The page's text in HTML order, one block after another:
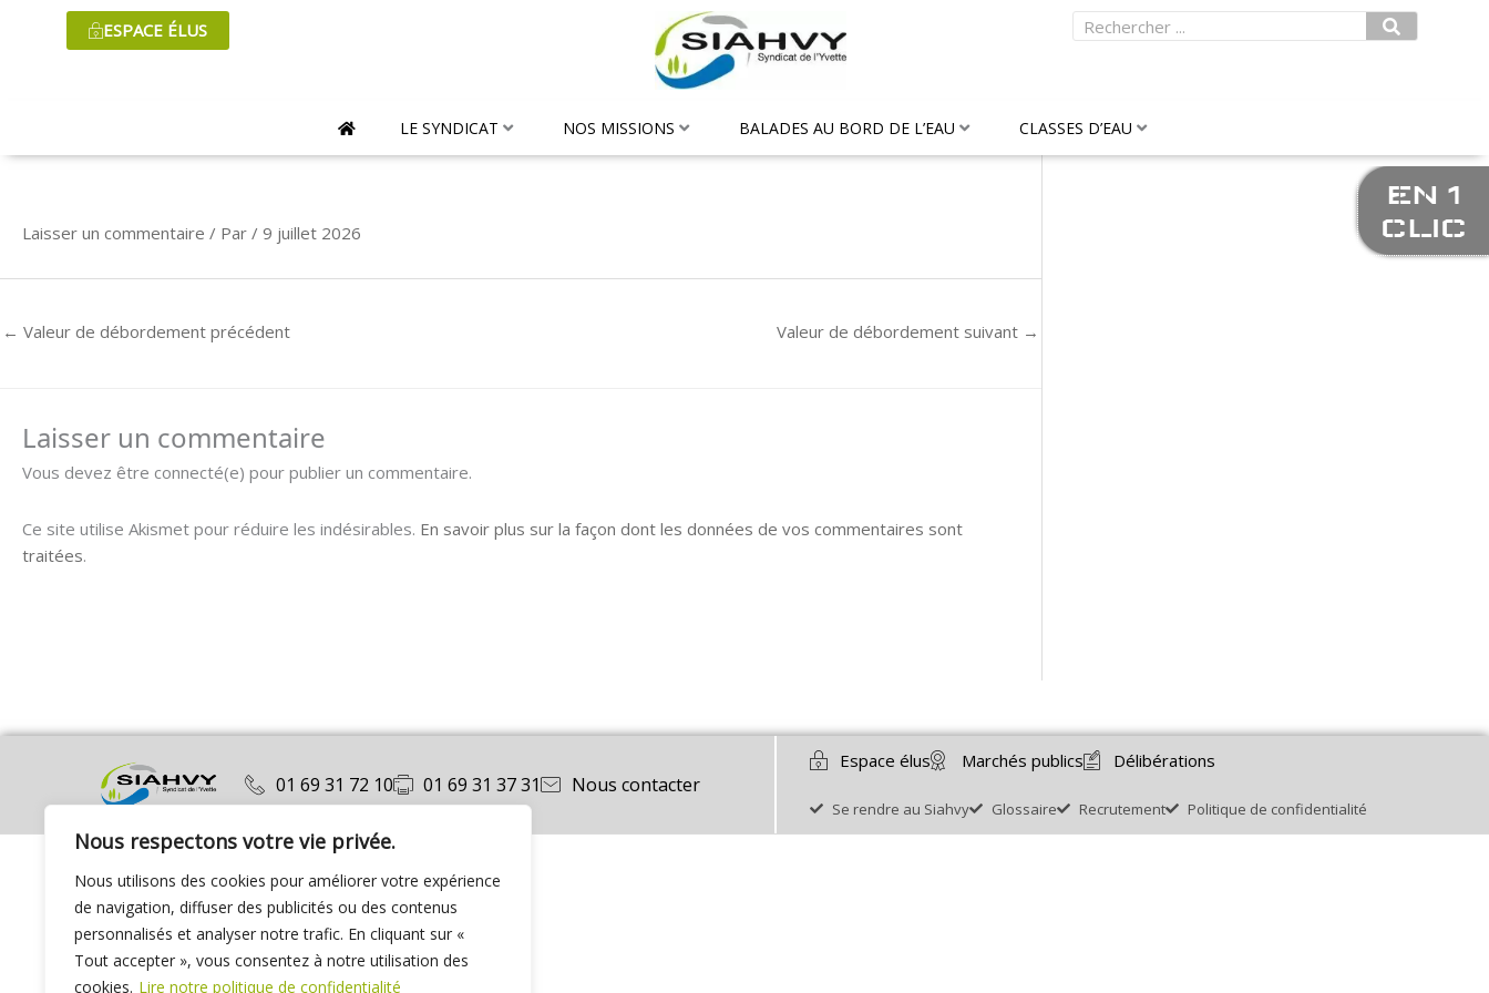
Nous respectons votre vie privée.
Nous utilisons des cookies pour améliorer votre expérience
de navigation, diffuser des publicités ou des contenus
personnalisés et analyser notre trafic. En cliquant sur «
Tout accepter », vous consentez à notre utilisation des
cookies. Lire notre politique de confidentialité
ESPACE ÉLUS Rechercher
LE SYNDICAT NOS MISSIONS BALADES AU BORD DE L’EAU CLASSES D’EAU
Laisser un commentaire / Par / 9 juillet 2026
← Valeur de débordement précédent Valeur de débordement suivant →
Laisser un commentaire
Vous devez être connecté(e) pour publier un commentaire.
Ce site utilise Akismet pour réduire les indésirables. En savoir plus sur la façon dont les données de vos commentaires sont
traitées.
01 69 31 72 10 01 69 31 37 31 Nous contacter
Espace élus Marchés publics Délibérations
Se rendre au Siahvy Glossaire Recrutement Politique de confidentialité
EN 1
CLIC